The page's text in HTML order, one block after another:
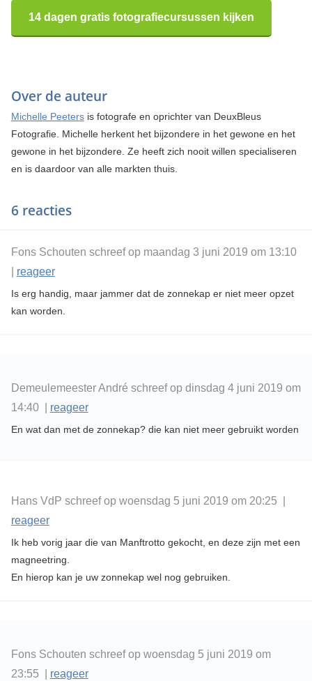
14 dagen gratis fotografiecursussen kijken
Over de auteur
Michelle Peetersis fotografe en oprichter van DeuxBleus
Fotografie. Michelle herkent het bijzondere in het gewone en het
gewone in het bijzondere. Ze heeft zich nooit willen specialiseren
en is daardoor van alle markten thuis.
6 reacties
Fons Schouten schreef op maandag 3 juni 2019 om 13:10
reageer
Is erg handig, maar jammer dat de zonnekap er niet meer opzet
kan worden.
Demeulemeester André schreef op dinsdag 4 juni 2019 om
14:40 | reageer
En wat dan met de zonnekap? die kan niet meer gebruikt worden
Hans VdP schreef op woensdag 5 juni 2019 om 20:25 |
reageer
Ik heb vorig jaar die van Manftrotto gekocht, en deze zijn met een
magneetring.
En hierop kan je uw zonnekap wel nog gebruiken.
Fons Schouten schreef op woensdag 5 juni 2019 om
23:55 | reageer